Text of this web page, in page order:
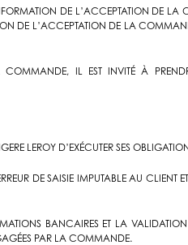
DE L’ACCEPTATION DE
DE L’ACCEPTATION DE LA
IL EST INVITÉ À
LEROY D’EXÉCUTER SES
DE SAISIE IMPUTABLE AU CLIENT
BANCAIRES ET LA
PAR LA COMMANDE.